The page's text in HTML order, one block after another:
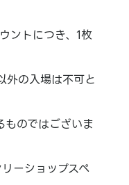
ントにつき、1枚
外の入場は不可と
ものではございま
ーショップスペ